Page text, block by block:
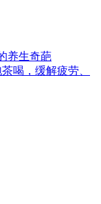
养生奇葩
喝，缓解疲劳、